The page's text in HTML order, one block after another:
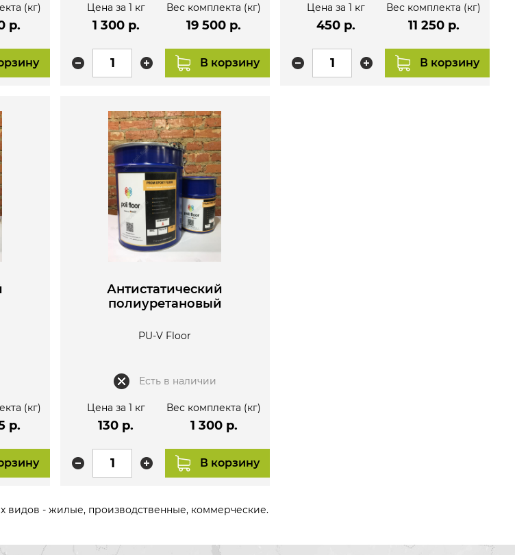
(кг)
р.
Цена за 1 кг
1 300 р.
Вес комплекта (кг)
19 500 р.
В корзину
Цена за 1 кг
450 р.
Вес комплекта (кг)
11 250 р.
В корзину
(кг)
р.
Антистатический
полиуретановый
PU-V Floor
Есть в наличии
Цена за 1 кг
130 р.
Вес комплекта (кг)
1 300 р.
В корзину
- жилые, производственные, коммерческие.